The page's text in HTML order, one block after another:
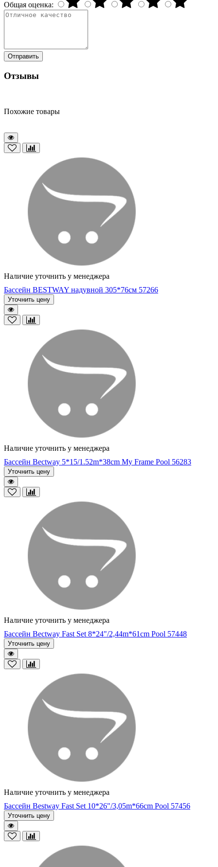
Общая оценка:
Отправить
Отзывы
Похожие товары
Наличие уточнить у менеджера
Бассейн BESTWAY надувной 305*76см 57266
Уточнить цену
Наличие уточнить у менеджера
Бассейн Bectway 5*15/1.52m*38cm My Frame Pool 56283
Уточнить цену
Наличие уточнить у менеджера
Бассейн Bectway Fast Set 8*24"/2,44m*61cm Pool 57448
Уточнить цену
Наличие уточнить у менеджера
Бассейн Bestway Fast Set 10*26"/3,05m*66cm Pool 57456
Уточнить цену